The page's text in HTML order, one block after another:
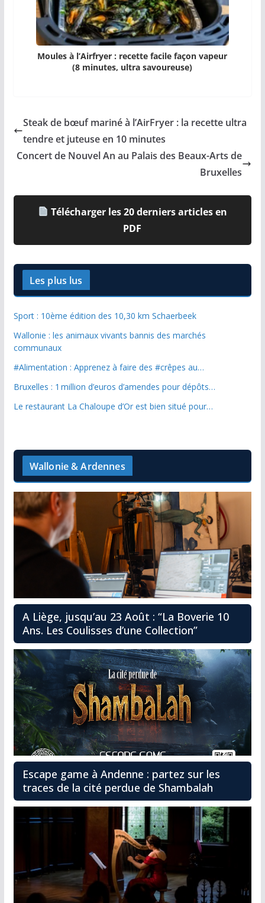
Moules à l’Airfryer : recette facile façon vapeur
(8 minutes, ultra savoureuse)
Steak de bœuf mariné à l’AirFryer : la recette ultra
tendre et juteuse en 10 minutes
Concert de Nouvel An au Palais des Beaux-Arts de
Bruxelles
Télécharger les 20 derniers articles en
PDF
Les plus lus
Sport : 10ème édition des 10,30 km Schaerbeek
Wallonie : les animaux vivants bannis des marchés
communaux
#Alimentation : Apprenez à faire des #crêpes au…
Bruxelles : 1 million d’euros d’amendes pour dépôts…
Le restaurant La Chaloupe d’Or est bien situé pour…
Wallonie & Ardennes
A Liège, jusqu’au 23 Août : “La Boverie 10
Ans. Les Coulisses d’une Collection”
Escape game à Andenne : partez sur les
traces de la cité perdue de Shambalah